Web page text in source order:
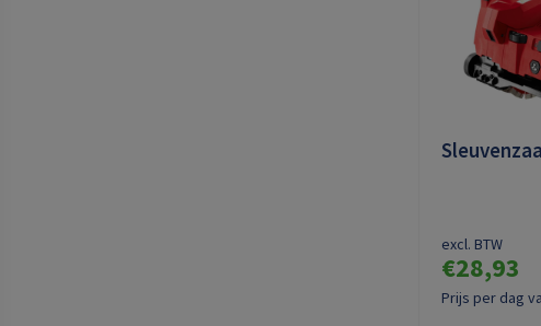
Prijs per dag
€28,93
excl. BTW